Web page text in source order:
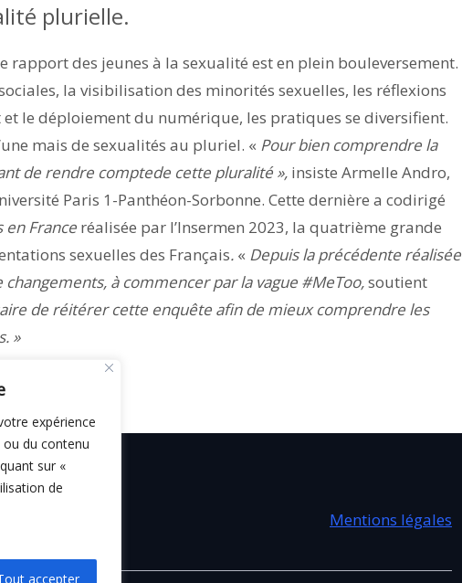
expérience
du contenu
sur «
de
accepter
plurielle.
rapport des jeunes à la sexualité est en plein bouleversement.
la visibilisation des minorités sexuelles, les réflexions
le déploiement du numérique, les pratiques se diversifient.
mais de sexualités au pluriel. « Pour bien comprendre la
de rendre comptede cette pluralité », insiste Armelle Andro,
Paris 1-Panthéon-Sorbonne. Cette dernière a codirigé
en France réalisée par l’Insermen 2023, la quatrième grande
sexuelles des Français. « Depuis la précédente réalisée
à commencer par la vague #MeToo,soutient
de réitérer cette enquête afin de mieux comprendre les
»
tardif
Mentions légales